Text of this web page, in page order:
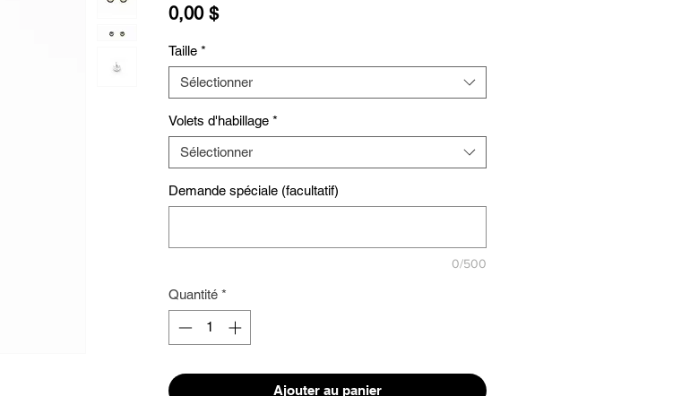
0,00 $Prix
Taille *
Sélectionner
Volets d'habillage *
Sélectionner
Demande spéciale (facultatif)
0/500
Quantité *
Ajouter au panier